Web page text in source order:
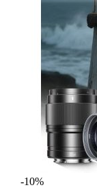
-10%